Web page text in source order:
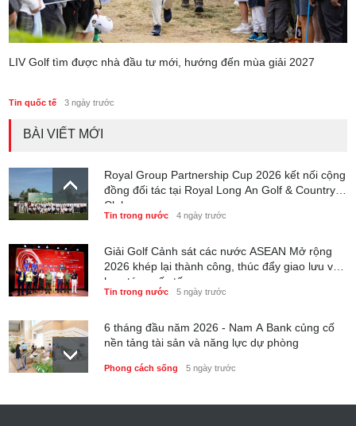
LIV Golf tìm được nhà đầu tư mới, hướng đến mùa giải 2027
Tin quốc tế 3 ngày trước
BÀI VIẾT MỚI
Royal Group Partnership Cup 2026 kết nối cộng
đồng đối tác tại Royal Long An Golf & Country
Club
Tin trong nước 4 ngày trước
Giải Golf Cảnh sát các nước ASEAN Mở rộng
2026 khép lại thành công, thúc đẩy giao lưu và
hợp tác quốc tế
Tin trong nước 5 ngày trước
6 tháng đầu năm 2026 - Nam A Bank củng cố
nền tảng tài sản và năng lực dự phòng
Phong cách sống 5 ngày trước
Thành lập Trung tâm Giải mã lượng tử Quang